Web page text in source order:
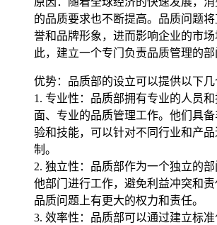
的品质要求也不断提高。品质问题
誉和品牌形象，进而影响企业的市
此，建立一个专门负责品质管理的部
优势：品质部的设立可以提供以下几
1. 专业性：品质部拥有专业的人员
面、专业的品质管理工作。他们具
验和技能，可以针对不同行业和产
制。
2. 独立性：品质部作为一个独立的
他部门进行工作，避免利益冲突和
品质问题上有更大的权力和责任。
3. 效率性：品质部可以通过建立标